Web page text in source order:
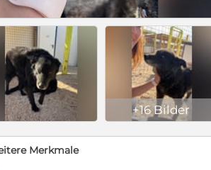
+16 Bilder
Merkmale